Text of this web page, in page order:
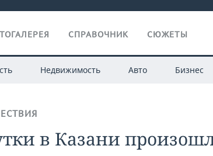
СПРАВОЧНИК СЮЖЕТЫ
Недвижимость Авто Бизнес
в Казани